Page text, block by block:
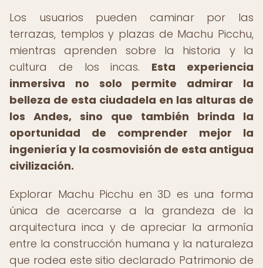
Los usuarios pueden caminar por las
terrazas, templos y plazas de Machu Picchu,
mientras aprenden sobre la historia y la
cultura de los incas. Esta experiencia
inmersiva no solo permite admirar la
belleza de esta ciudadela en las alturas de
los Andes, sino que también brinda la
oportunidad de comprender mejor la
ingeniería y la cosmovisión de esta antigua
civilización.
Explorar Machu Picchu en 3D es una forma
única de acercarse a la grandeza de la
arquitectura inca y de apreciar la armonía
entre la construcción humana y la naturaleza
que rodea este sitio declarado Patrimonio de